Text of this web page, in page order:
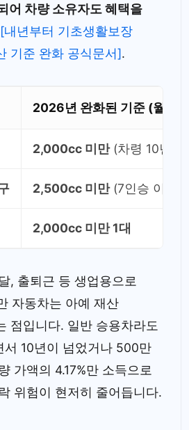
어 차량 소유자도 혜택을
[내년부터 기초생활보장
기준 완화 공식문서].
2026년 완화된 기준 (월
2,000cc 미만(차령 10년
2,500cc 미만(7인승 이상,
2,000cc 미만 1대
, 출퇴근 등 생업용으로
자동차는 아예 재산
점입니다. 일반 승용차라도
10년이 넘었거나 500만
가액의 4.17%만 소득으로
위험이 현저히 줄어듭니다.